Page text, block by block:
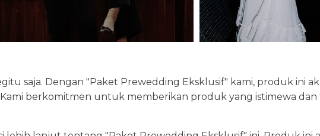
saja. Dengan "Paket Prewedding Eksklusif" kami, produk ini
berkomitmen untuk memberikan produk yang istimewa